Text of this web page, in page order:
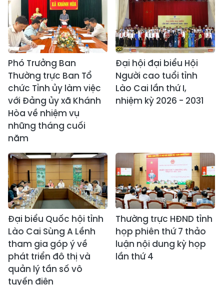
Phó Trưởng Ban
Thường trực Ban Tổ
chức Tỉnh ủy làm việc
với Đảng ủy xã Khánh
Hòa về nhiệm vụ
những tháng cuối
năm
Đại hội đại biểu Hội
Người cao tuổi tỉnh
Lào Cai lần thứ I,
nhiệm kỳ 2026 - 2031
Đại biểu Quốc hội tỉnh
Lào Cai Sùng A Lềnh
tham gia góp ý về
phát triển đô thị và
quản lý tần số vô
tuyến điện
Thường trực HĐND tỉnh
họp phiên thứ 7 thảo
luận nội dung kỳ họp
lần thứ 4